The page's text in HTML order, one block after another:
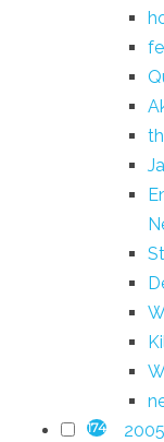
174 2005